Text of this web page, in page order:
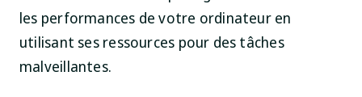
les performances de votre ordinateur en
utilisant ses ressources pour des tâches
malveillantes.